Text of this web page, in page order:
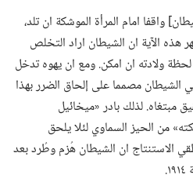
واقفا امام المرأة الموشكة ان تلد،‏
الآية ان الشيطان اراد التخلص
لحظة ولادته ان امكن.‏ ومع ان يهوه تدخل
الشيطان مصمما على إلحاق الضرر بهذا
مبتغاه.‏ لذلك بادر «ميخائيل
من الحيز السماوي لئلا يلحق
الاستنتاج ان الشيطان هُزم وطُرد بعد